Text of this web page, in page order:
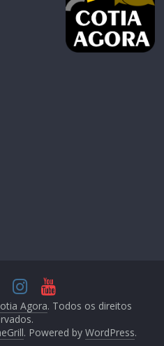
Agora. Todos os direitos
. Powered byWordPress.